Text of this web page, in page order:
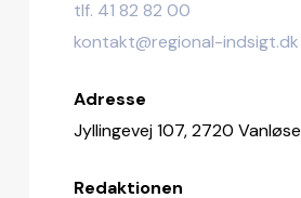
tlf. 41 82 82 00
kontakt@regional-indsigt.dk
Adresse
Jyllingevej 107, 2720 Vanløse
Redaktionen